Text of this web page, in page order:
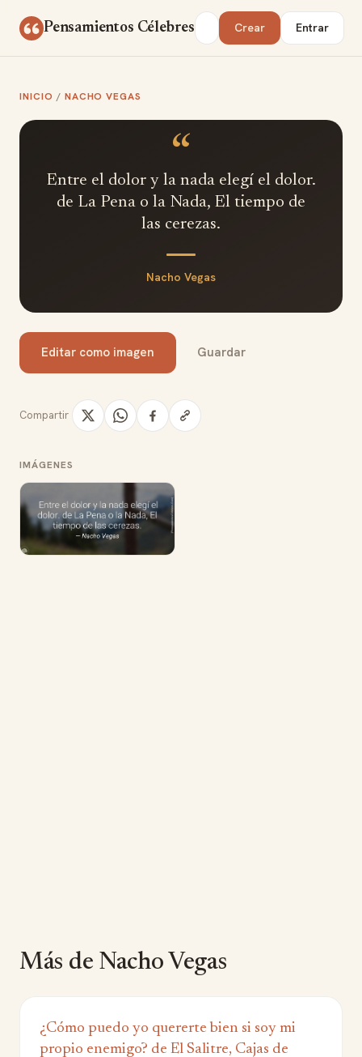
Pensamientos Célebres Buscar Crear Entrar
INICIO / NACHO VEGAS
“
Entre el dolor y la nada elegí el dolor.
de La Pena o la Nada, El tiempo de
las cerezas.
Nacho Vegas
Editar como imagen Guardar
Compartir
IMÁGENES
Más de Nacho Vegas
¿Cómo puedo yo quererte bien si soy mi
propio enemigo? de El Salitre, Cajas de